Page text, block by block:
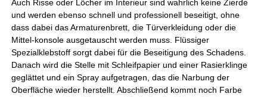
Auch Risse oder Löcher im Interieur sind wahrlich keine Zierde
und werden ebenso schnell und professionell beseitigt, ohne
dass dabei das Armaturenbrett, die Türverkleidung oder die
Mittel-konsole ausgetauscht werden muss. Flüssiger
Spezialklebstoff sorgt dabei für die Beseitigung des Schadens.
Danach wird die Stelle mit Schleifpapier und einer Rasierklinge
geglättet und ein Spray aufgetragen, das die Narbung der
Oberfläche wieder herstellt. Abschließend kommt noch Farbe